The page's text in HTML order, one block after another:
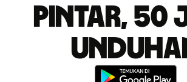
pintar, 50